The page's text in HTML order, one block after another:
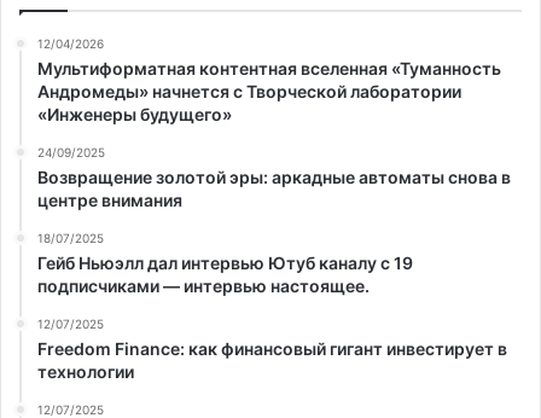
12/04/2026
Мультиформатная контентная вселенная «Туманность
Андромеды» начнется с Творческой лаборатории
«Инженеры будущего»
24/09/2025
Возвращение золотой эры: аркадные автоматы снова в
центре внимания
18/07/2025
Гейб Ньюэлл дал интервью Ютуб каналу с 19
подписчиками — интервью настоящее.
12/07/2025
Freedom Finance: как финансовый гигант инвестирует в
технологии
12/07/2025